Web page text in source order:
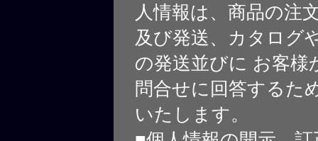
人情報は、商品の注
及び発送、カタログ
の発送並びに お客様
問合せに回答するた
いたします。